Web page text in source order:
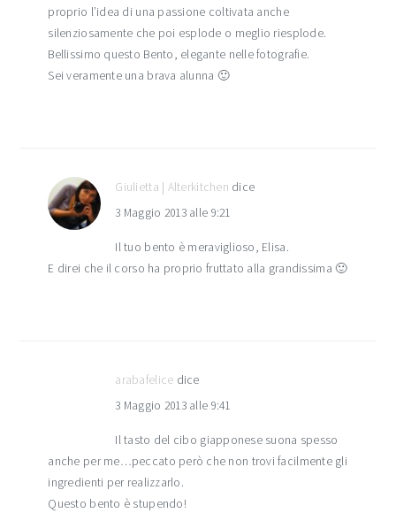
proprio l’idea di una passione coltivata anche
silenziosamente che poi esplode o meglio riesplode.
Bellissimo questo Bento, elegante nelle fotografie.
Sei veramente una brava alunna 🙂
Giulietta | Alterkitchen dice
3 Maggio 2013 alle 9:21
Il tuo bento è meraviglioso, Elisa.
E direi che il corso ha proprio fruttato alla grandissima 🙂
arabafelice dice
3 Maggio 2013 alle 9:41
Il tasto del cibo giapponese suona spesso
anche per me…peccato però che non trovi facilmente gli
ingredienti per realizzarlo.
Questo bento è stupendo!